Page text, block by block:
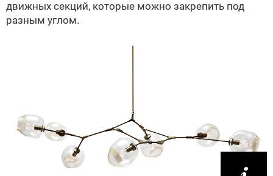
движных секций, которые можно закрепить под
разным углом.